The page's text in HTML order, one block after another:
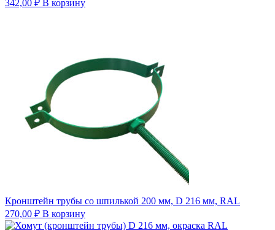
342,00 ₽ В корзину
Кронштейн трубы со шпилькой 200 мм, D 216 мм, RAL
270,00 ₽ В корзину